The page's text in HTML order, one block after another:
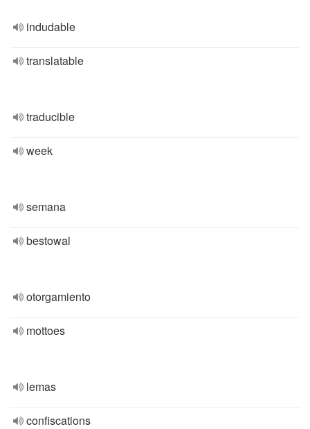
indudable
translatable
traducible
week
semana
bestowal
otorgamiento
mottoes
lemas
confiscations